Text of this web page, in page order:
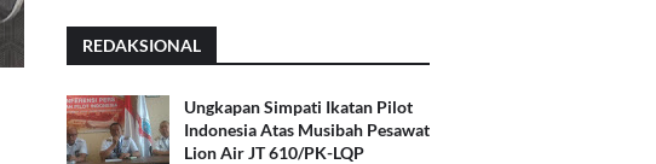
REDAKSIONAL
Ungkapan Simpati Ikatan Pilot
Indonesia Atas Musibah Pesawat
Lion Air JT 610/PK-LQP